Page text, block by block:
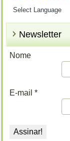
Newsletter
Nome
E-mail*